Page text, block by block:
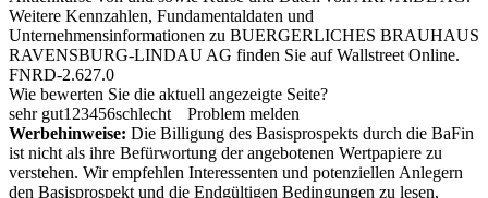
Weitere Kennzahlen, Fundamentaldaten und
Unternehmensinformationen zu BUERGERLICHES BRAUHAUS
RAVENSBURG-LINDAU AG finden Sie aufWallstreet Online.
FNRD-2.627.0
Wie bewerten Sie die aktuell angezeigte Seite?
sehr gut1 23456schlecht
Problem melden
Werbehinweise: Die Billigung des Basisprospekts durch die BaFin
ist nicht als ihre Befürwortung der angebotenen Wertpapiere zu
verstehen. Wir empfehlen Interessenten und potenziellen Anlegern
den Basisprospekt und die Endgültigen Bedingungen zu lesen,